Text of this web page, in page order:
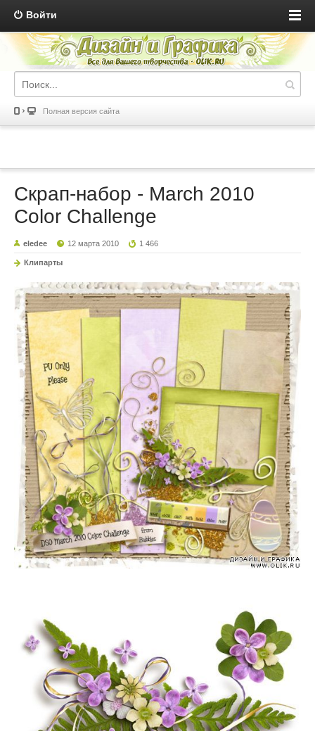
Войти
Полная версия сайта
Скрап-набор - March 2010
Color Challenge
eledee 12 марта 2010 1 466
Клипарты